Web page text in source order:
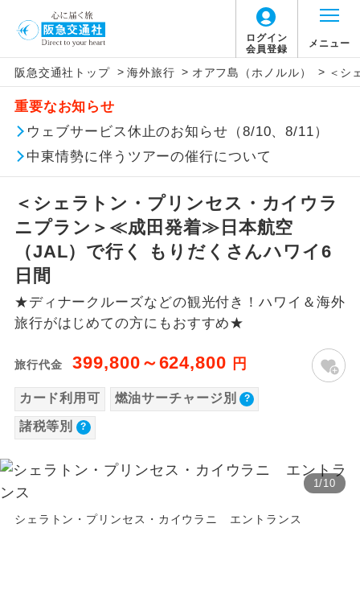
ログイン
会員登録
メニュー
阪急交通社トップ > 海外旅行 > オアフ島（ホノルル） > ＜シ
重要なお知らせ
ウェブサービス休止のお知らせ（8/10、8/11）
中東情勢に伴うツアーの催行について
＜シェラトン・プリンセス・カイウラ
ニプラン＞≪成田発着≫日本航空
（JAL）で行く もりだくさんハワイ6
日間
★ディナークルーズなどの観光付き！ハワイ＆海外
旅行がはじめての方にもおすすめ★
旅行代金 399,800～624,800 円
カード利用可 燃油サーチャージ別
諸税等別
1/10
シェラトン・プリンセス・カイウラニ エントランス
旅行代金に燃油サーチャージは含まれており
ません。別途お支払いが必要となります。
目安：80,800円（2026/07/10現在）
※上記の燃油サーチャージは変更になる場合
があります。
旅行代金に、以下の料金は含まれておりませ
ん。別途お支払が必要となります。
【日本国内空港施設使用料】
成田国際空港
大人（12歳以上）2,460円、子供（2歳以上12
歳未満）1,240円
【旅客保安サービス料】
大人（12歳以上）700円、子供（2歳以上12
旅行代金に各国空港の旅客サービス施設使用
料と空港税等は含まれておりません。別途お
2026/8/22 大人（12歳以上）12,210円、子
供（2歳以上12歳未満）12,210円、幼児
11,480円
このツアーは以下の出発地から追加代金でご参
加いただけます。
※リクエスト受付の場合、ご手配の可否は後日回答さ
せていただきます。
追加代金にて各地発着ありとは
当ツアーは日程表に記載の出発空港だけで
なく、各地より下記追加代金にて飛行機や
鉄道などを利用しご参加いただけます。
ご同行者様が異なる発着地をご希望の場合
は、当社予約センターまで連絡ください。
アイコン 説明
添乗員同行
往路出発空港（駅）から復路到着空港
（駅）まで同行します。
現地到着後、現地係員が同行しお世話い
たします。
バスガイド乗
務
バスガイドが乗務し、車内での観光案内
があります。
新コース
ユネスコに登録されている文化遺産や自
温泉地にも宿泊するコースです。
露天風呂
大浴場 ご宿泊ホテルに大浴場が付いています。
全てのお食事が付いていますので、お食